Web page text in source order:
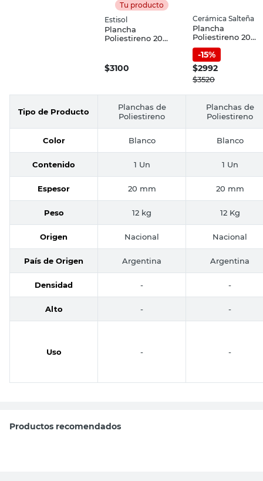
Tu producto
Estisol
Plancha
Poliestireno 20
$3100
Cerámica Salteña
Plancha
Poliestireno 20
Mm X 1 Un
Cerámica Salteña
-15%
$2992
$3520
Tipo de Producto
Planchas de
Poliestireno
Planchas de
Poliestireno
Color Blanco Blanco
Contenido 1 Un 1 Un
Espesor 20 mm 20 mm
Peso 12 kg 12 Kg
Origen Nacional Nacional
País de Origen Argentina Argentina
Densidad - -
Alto - -
Uso - -
Productos recomendados